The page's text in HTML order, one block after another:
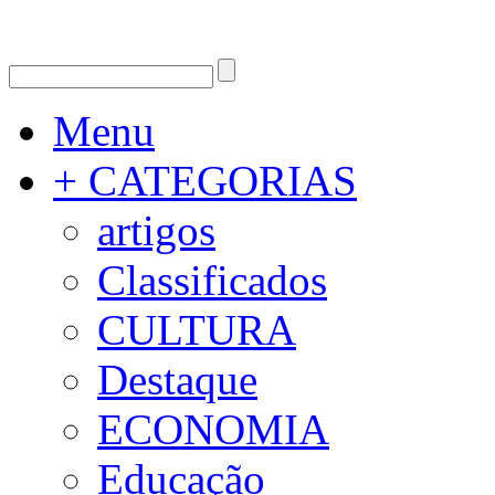
Menu
+ CATEGORIAS
artigos
Classificados
CULTURA
Destaque
ECONOMIA
Educação